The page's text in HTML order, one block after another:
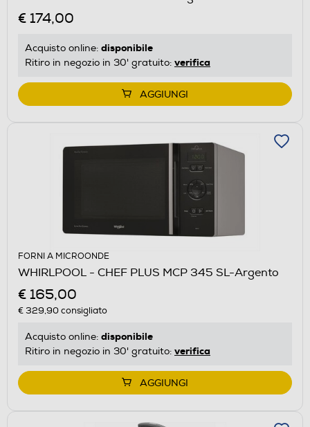
€ 174,00
Acquisto online: disponibile
Ritiro in negozio in 30' gratuito: verifica
AGGIUNGI
FORNI A MICROONDE
WHIRLPOOL - CHEF PLUS MCP 345 SL-Argento
€ 165,00
€ 329,90consigliato
Acquisto online: disponibile
Ritiro in negozio in 30' gratuito: verifica
AGGIUNGI